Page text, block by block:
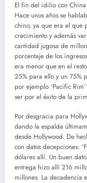
El fin del idilio con China
Hace unos años se
chino, ya que era el que
crecimiento y además
cantidad jugosa de
porcentaje de los
era menor que en el
25% para ello y un 75%
por ejemplo ‘Pacific
ser por el éxito de la
Por desgracia para
dando la espalda
desde Hollywood. De
con datos decepciones:
dólares allí. Un buen
entrega hizo allí 216
millones. La decadencia